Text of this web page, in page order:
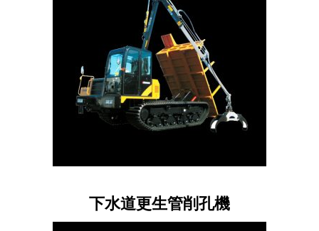
下水道更生管削孔機